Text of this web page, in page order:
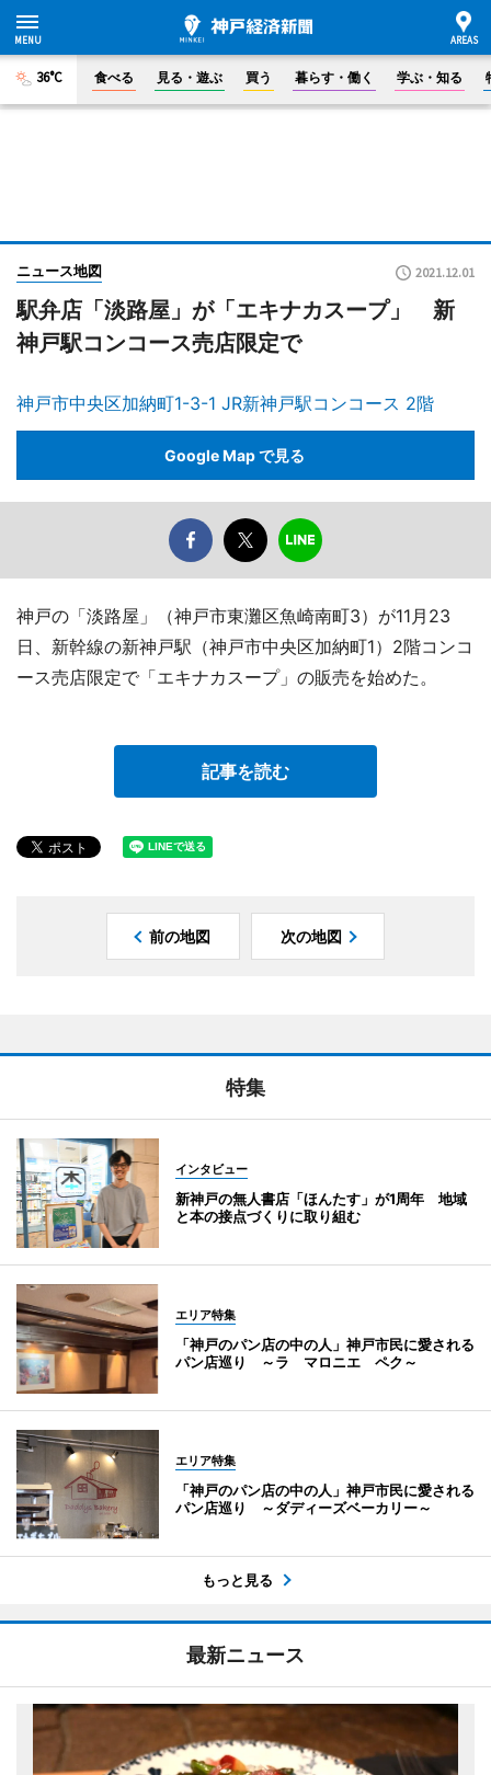
36°C 食べる 見る・遊ぶ 買う 暮らす・働く 学ぶ・知る
ニュース地図 2021.12.01
駅弁店「淡路屋」が「エキナカスープ」 新
神戸駅コンコース売店限定で
神戸市中央区加納町1-3-1 JR新神戸駅コンコース 2階
Google Map で見る
神戸の「淡路屋」（神戸市東灘区魚崎南町3）が11月23
日、新幹線の新神戸駅（神戸市中央区加納町1）2階コンコ
ース売店限定で「エキナカスープ」の販売を始めた。
記事を読む
前の地図 次の地図
特集
インタビュー
新神戸の無人書店「ほんたす」が1周年 地域
と本の接点づくりに取り組む
エリア特集
「神戸のパン店の中の人」神戸市民に愛される
パン店巡り ～ラ マロニエ ペク～
エリア特集
「神戸のパン店の中の人」神戸市民に愛される
パン店巡り ～ダディーズベーカリー～
もっと見る
最新ニュース